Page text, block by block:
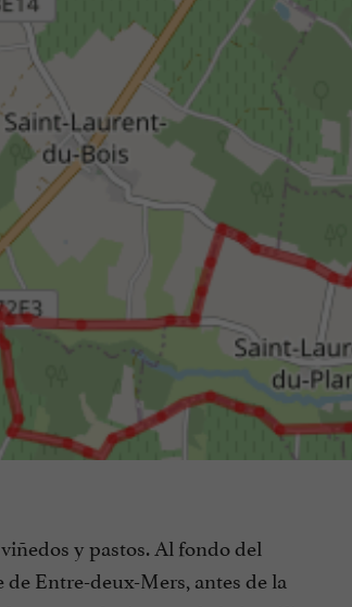
y pastos. Al fondo del
Entre-deux-Mers, antes de la